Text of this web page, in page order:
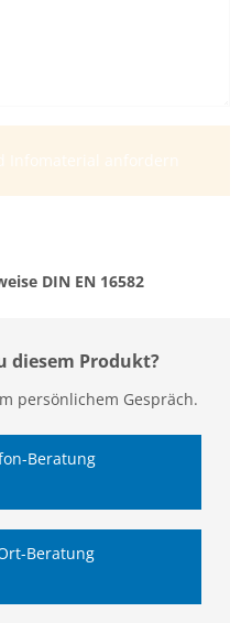
Infomaterial anfordern
DIN EN 16582
diesem Produkt?
persönlichem Gespräch.
Beratung
Beratung